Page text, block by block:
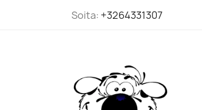
Soita: +3264331307